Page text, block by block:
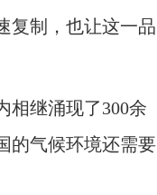
复制，也让这一品
继涌现了300余
的气候环境还需要